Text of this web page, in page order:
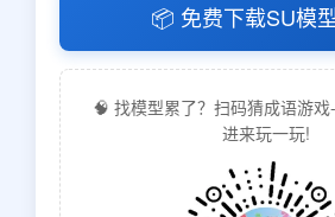
📦 免费下载SU模
🧠 找模型累了？扫码猜成语游
进来玩一玩!